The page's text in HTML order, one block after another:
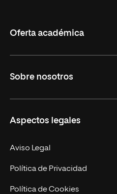
Oferta académica
Másteres Oficiales
Doctorados
Experto Universitario
Postgrados
Cursos Universitarios
Sobre nosotros
Facultades
Nuestro Equipo
Trabaja en UNIR
Actualidad
Aspectos legales
Aviso Legal
Política de Privacidad
Política de Cookies